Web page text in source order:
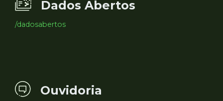
Dados Abertos
/dadosabertos
Ouvidoria